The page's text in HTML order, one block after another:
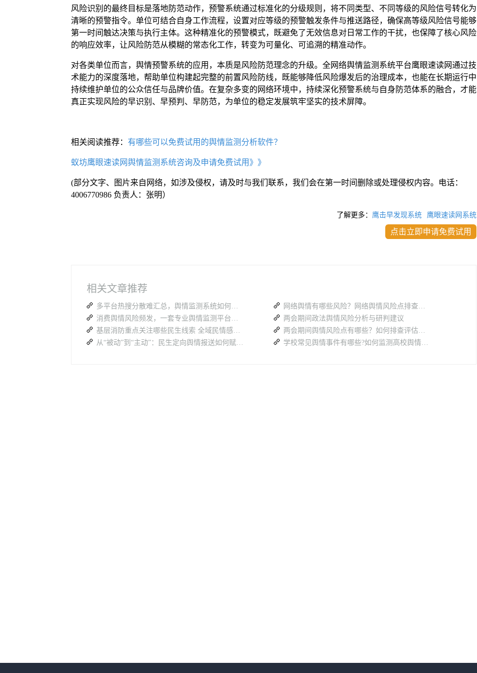
风险识别的最终目标是落地防范动作，预警系统通过标准化的分级规则，将不同类型、不同等级的风险信号转化为
清晰的预警指令。单位可结合自身工作流程，设置对应等级的预警触发条件与推送路径，确保高等级风险信号能够
第一时间触达决策与执行主体。这种精准化的预警模式，既避免了无效信息对日常工作的干扰，也保障了核心风险
的响应效率，让风险防范从模糊的常态化工作，转变为可量化、可追溯的精准动作。
对各类单位而言，舆情预警系统的应用，本质是风险防范理念的升级。全网络舆情监测系统平台鹰眼速读网通过技
术能力的深度落地，帮助单位构建起完整的前置风险防线，既能够降低风险爆发后的治理成本，也能在长期运行中
持续维护单位的公众信任与品牌价值。在复杂多变的网络环境中，持续深化预警系统与自身防范体系的融合，才能
真正实现风险的早识别、早预判、早防范，为单位的稳定发展筑牢坚实的技术屏障。
相关阅读推荐： 有哪些可以免费试用的舆情监测分析软件？
蚁坊鹰眼速读网舆情监测系统咨询及申请免费试用》》
(部分文字、图片来自网络，如涉及侵权，请及时与我们联系，我们会在第一时间删除或处理侵权内容。电话：
4006770986 负责人：张明）
了解更多： 鹰击早发现系统 鹰眼速读网系统
点击立即申请免费试用
相关文章推荐
多平台热搜分散难汇总，舆情监测系统如何高效梳理全网舆论
消费舆情风险频发，一套专业舆情监测平台具备哪些核心能力
基层消防重点关注哪些民生线索 全域民情感知补齐隐患排查盲区
从“被动”到“主动”：民生定向舆情报送如何赋能基层治理？
网络舆情有哪些风险？网络舆情风险点排查工作怎么做？
两会期间政法舆情风险分析与研判建议
两会期间舆情风险点有哪些？如何排查评估风险隐患？
学校常见舆情事件有哪些?如何监测高校舆情突发风险点？